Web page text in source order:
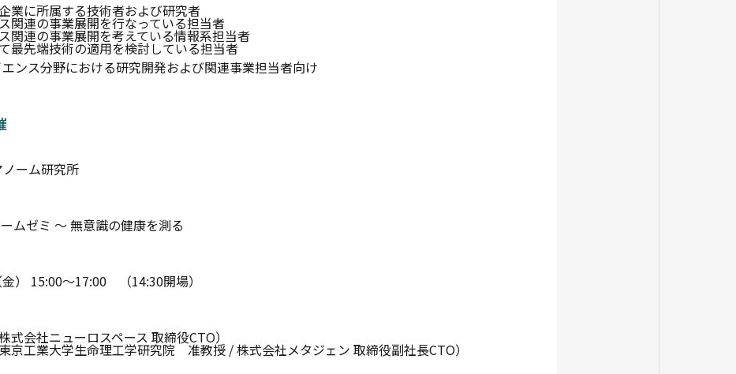
業に所属する技術者および研究者
関連の事業展開を行なっている担当者
関連の事業展開を考えている情報系担当者
最先端技術の適用を検討している担当者
ンス分野における研究開発および関連事業担当者向け
ーム研究所
ムゼミ 〜 無意識の健康を測る
） 15:00〜17:00 （14:30開場）
会社ニューロスペース 取締役CTO）
工業大学生命理工学研究院 准教授 / 株式会社メタジェン 取締役副社長CTO）